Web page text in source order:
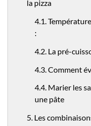
la pizza
4.1.
:
4.2. La pré-
4.3. Comment
4.4. Marier les
une pâte
5. Les